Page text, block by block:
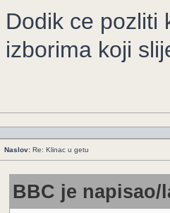
Dodik ce pozliti
izborima koji
Naslov: Re: Klinac u getu
BBC je napisao/